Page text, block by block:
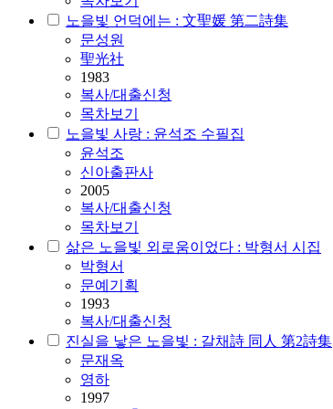
노을빛 언덕에는 : 文聖媛 第二詩集
문성원
聖光社
1983
복사/대출신청
목차보기
노을빛 사랑 : 윤석조 수필집
윤석조
신아출판사
2005
복사/대출신청
목차보기
삶은 노을빛 외로움이었다 : 박형서 시집
박형서
문예기획
1993
복사/대출신청
진실을 낳은 노을빛 : 갈채詩 同人 第2詩集
문재옥
영하
1997